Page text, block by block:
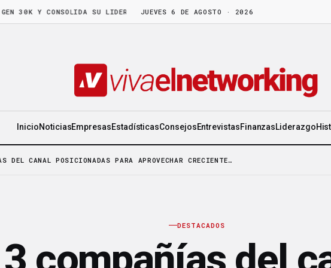
Y CONSOLIDA SU LIDERAZGO EN WORLD GEN ·LA FRUTA MADURA NO ESPERA: HAY
JUEVES 6 DE AGOSTO · 2026
InicioNoticiasEmpresasEstadísticasConsejosEntrevistasFinanzasLiderazgo
DEL CANAL POSICIONADAS PARA APROVECHAR CRECIENTE…
DESTACADOS